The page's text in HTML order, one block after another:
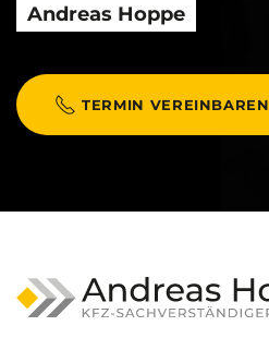
Andreas Hoppe
TERMIN VEREINBAREN